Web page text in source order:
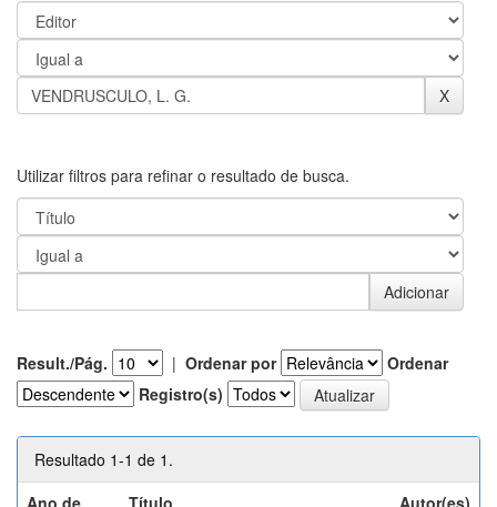
Utilizar filtros para refinar o resultado de busca.
Result./Pág. | Ordenar por
Ordenar
Registro(s)
Resultado 1-1 de 1.
Ano de
Título Autor(es)